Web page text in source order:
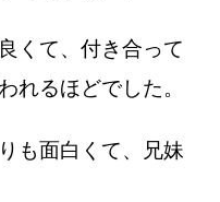
くて、付き合って
れるほどでした。
も面白くて、兄妹